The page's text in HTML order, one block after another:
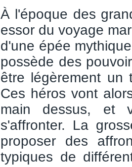
À l'époque des
essor du voyage
d'une épée
possède des
être légèrement un
Ces héros vont
main dessus, et
s'affronter. La
proposer des
typiques de